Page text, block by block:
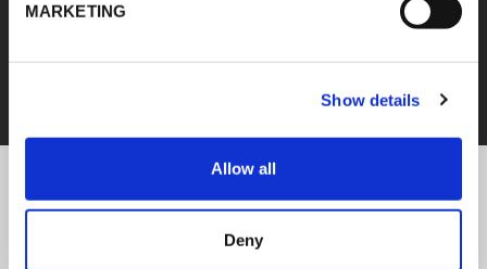
MARKETING
Show details
Allow all
Deny
DÉCOUVREZ TOUS LES PRODUITS
LES DERNIÈRES
NOUVELLES, TENDANCES ET